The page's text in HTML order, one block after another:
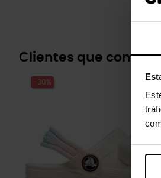
Clientes que
-30%